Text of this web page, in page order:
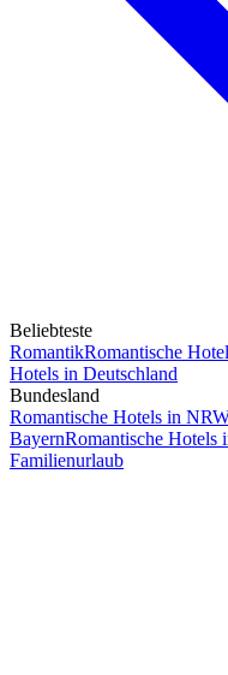
Beliebteste
RomantikRomantische
Hotels in Deutschland
Bundesland
Romantische Hotels in
BayernRomantische Hotels
Familienurlaub